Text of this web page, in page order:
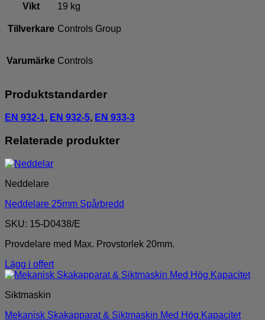
Vikt
19 kg
Tillverkare Controls Group
Varumärke Controls
Produktstandarder
EN 932-1, EN 932-5, EN 933-3
Relaterade produkter
Neddelare
Neddelare 25mm Spårbredd
SKU: 15-D0438/E
Provdelare med Max. Provstorlek 20mm.
Lägg i offert
Siktmaskin
Mekanisk Skakapparat & Siktmaskin Med Hög Kapacitet